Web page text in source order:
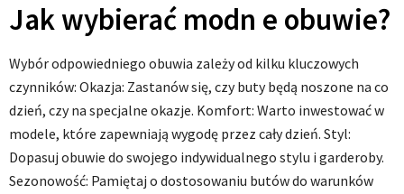
Jak wybierać modn e obuwie?
Wybór odpowiedniego obuwia zależy od kilku kluczowych
czynników: Okazja: Zastanów się, czy buty będą noszone na co
dzień, czy na specjalne okazje. Komfort: Warto inwestować w
modele, które zapewniają wygodę przez cały dzień. Styl:
Dopasuj obuwie do swojego indywidualnego stylu i garderoby.
Sezonowość: Pamiętaj o dostosowaniu butów do warunków